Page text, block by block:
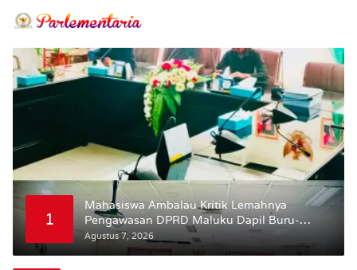
1
Mahasiswa Ambalau Kritik Lemahnya
Pengawasan DPRD Maluku Dapil Buru-
Bursel Terhadap Proses Perubahan Status
Jalan
Agustus 7, 2026